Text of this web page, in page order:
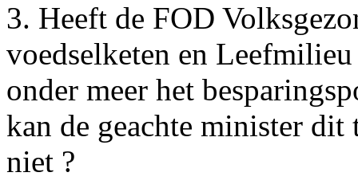
3. Heeft de FOD
voedselketen en
onder meer het
kan de geachte minister
niet ?